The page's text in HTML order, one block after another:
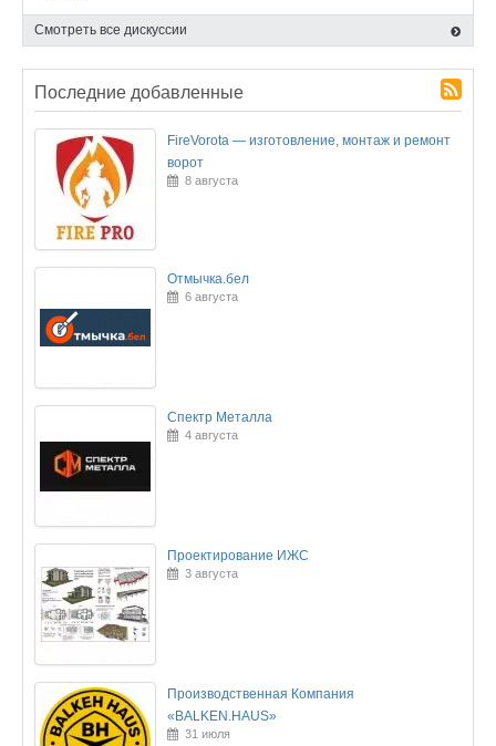
Смотреть все дискуссии
Последние добавленные
FireVorota — изготовление, монтаж и ремонт
ворот
8 августа
Отмычка.бел
6 августа
Спектр Металла
4 августа
Проектирование ИЖС
3 августа
Производственная Компания
«BALKEN.HAUS»
31 июля